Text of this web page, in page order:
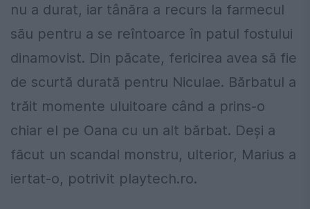
nu a durat, iar tânăra a recurs la farmecul
său pentru a se reîntoarce în patul fostului
dinamovist. Din păcate, fericirea avea să fie
de scurtă durată pentru Niculae. Bărbatul a
trăit momente uluitoare când a prins-o
chiar el pe Oana cu un alt bărbat. Deși a
făcut un scandal monstru, ulterior, Marius a
iertat-o, potrivit playtech.ro.